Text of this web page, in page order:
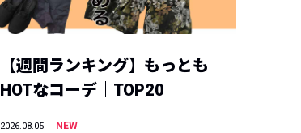
【週間ランキング】もっとも
HOTなコーデ｜TOP20
2026.08.05
NEW